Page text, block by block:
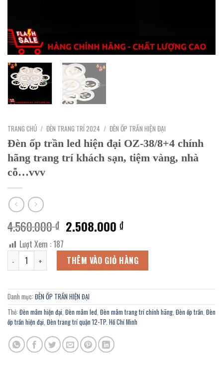
TRANG CHỦ / ĐÈN TRANG TRÍ 2024 / ĐÈN ỐP TRẦN HIỆN ĐẠI
Đèn ốp trần led hiện đại OZ-38/8+4 chính
hãng trang trí khách sạn, tiệm vàng, nhà
cỗ…vvv
4.560.000₫ Giá
gốc
là:
4.560.000 ₫.
2.508.000₫Giá
tại
là:
2.508.000 ₫.
Lượt Xem :187
Đèn ốp trần led hiện đại OZ-38/8+4 chính hãng trang trí khách
THÊM VÀO GIỎ HÀNG
Danh mục: ĐÈN ỐP TRẦN HIỆN ĐẠI
Thẻ: Đèn mâm hiện đại, Đèn mâm led, Đèn mâm trang trí chính hãng, Đèn ốp trần, Đèn
ốp trần hiện đại, Đèn trang trí quận 12-TP. Hồ Chí Minh